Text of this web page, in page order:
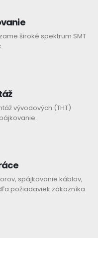
široké spektrum SMT
vývodových (THT)
spájkovanie káblov,
požiadaviek zákazníka.